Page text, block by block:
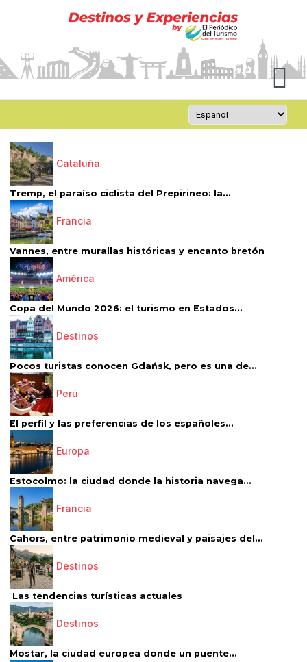
Cataluña
Tremp, el paraíso ciclista del Prepirineo: la...
Francia
Vannes, entre murallas históricas y encanto bretón
América
Copa del Mundo 2026: el turismo en Estados...
Destinos
Pocos turistas conocen Gdańsk, pero es una de...
Perú
El perfil y las preferencias de los españoles...
Europa
Estocolmo: la ciudad donde la historia navega...
Francia
Cahors, entre patrimonio medieval y paisajes del...
Destinos
Las tendencias turísticas actuales
Destinos
Mostar, la ciudad europea donde un puente...